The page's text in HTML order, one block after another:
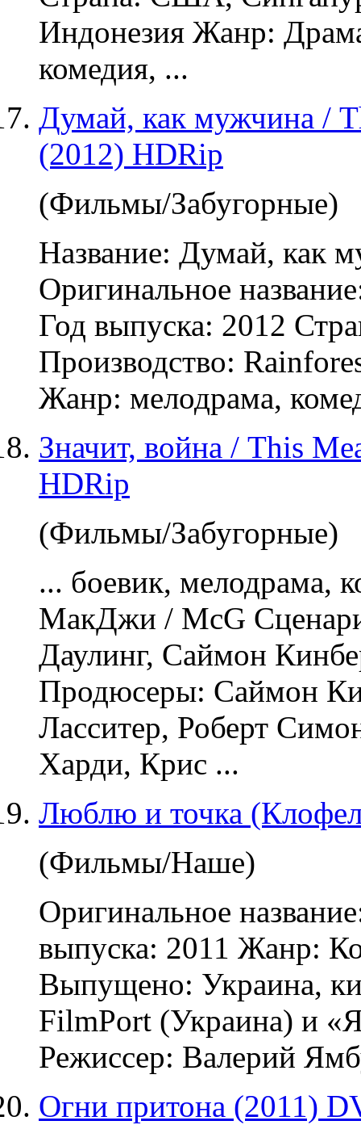
Индонезия Жанр:
комедия, ...
Думай, как мужчина /
(2012) HDRip
(Фильмы/Забугорные)
Название: Думай, как
Оригинальное
Год выпуска: 2012
Производство:
Жанр: мелодрама,
Значит, война / This
HDRip
(Фильмы/Забугорные)
... боевик, мелодрама,
МакДжи / McG
Даулинг, Саймон
Продюсеры: Саймон
Ласситер, Роберт
Харди, Крис ...
Люблю и точка
(Фильмы/Наше)
Оригинальное
выпуска: 2011 Жанр:
Выпущено: Украина,
FilmPort (Украина) и
Режиссер: Валерий
Огни притона (2011)